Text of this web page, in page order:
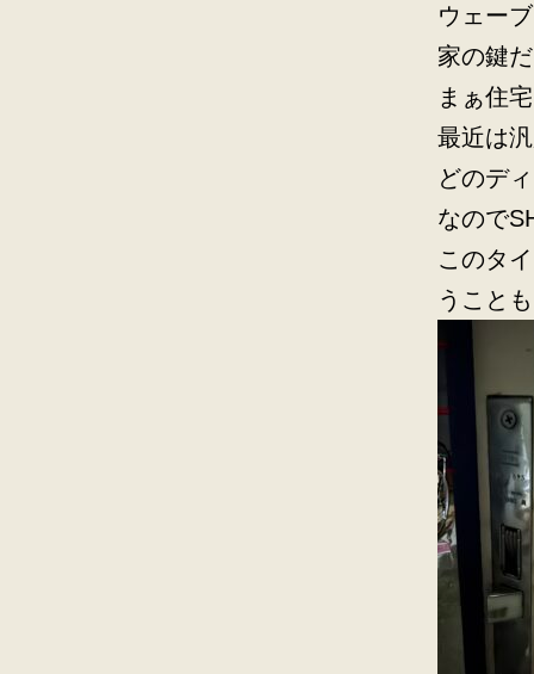
ウェー
家の鍵
まぁ住
最近は
どのデ
なので
このタ
うこと